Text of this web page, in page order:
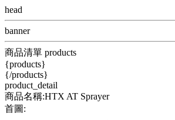
head
banner
商品清單 products
{products}
{/products}
product_detail
商品名稱:HTX AT Sprayer
首圖: